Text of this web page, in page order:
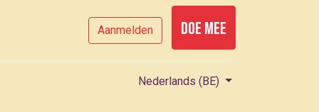
Aanmelden Doe mee
Nederlands (BE)